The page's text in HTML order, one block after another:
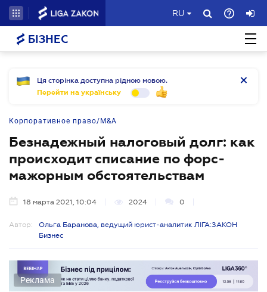
RU
БІЗНЕС
Ця сторінка доступна рідною мовою.
Перейти на українську
Корпоративное право/M&A
Безнадежный налоговый долг: как
происходит списание по форс-
мажорным обстоятельствам
18 марта 2021, 10:04 2024 0
Автор:
Ольга Баранова, ведущий юрист-аналитик ЛІГА:ЗАКОН
Бизнес
Реклама